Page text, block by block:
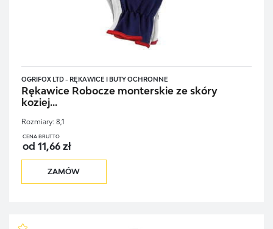
OGRIFOX LTD - RĘKAWICE I BUTY OCHRONNE
Rękawice Robocze monterskie ze skóry
koziej...
Rozmiary: 8,1
CENA BRUTTO
od 11,66 zł
ZAMÓW